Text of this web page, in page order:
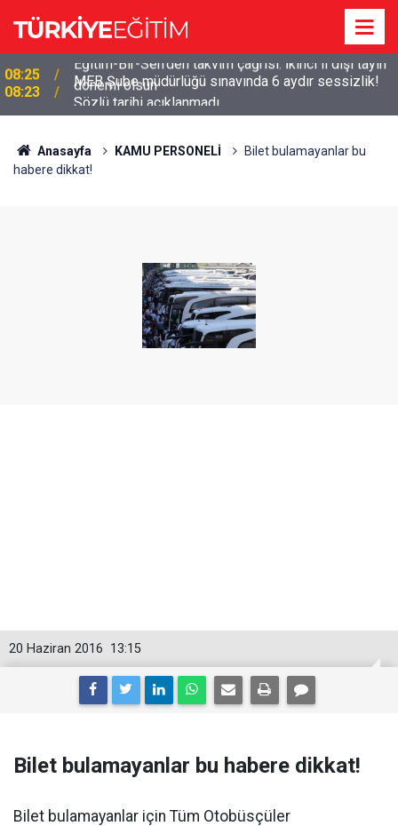
08:23
MEB Şube müdürlüğü sınavında 6 aydır sessizlik!
Sözlü tarihi açıklanmadı
Anasayfa KAMU PERSONELİ
Bilet bulamayanlar bu
habere dikkat!
13:15
20 Haziran 2016
Bilet bulamayanlar bu habere dikkat!
Bilet bulamayanlar için Tüm Otobüsçüler